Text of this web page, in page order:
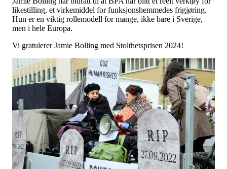
likestilling, et virkemiddel for funksjonshemmedes frigjøring.
Hun er en viktig rollemodell for mange, ikke bare i Sverige,
men i hele Europa.
Vi gratulerer Jamie Bolling med Stolthetsprisen 2024!